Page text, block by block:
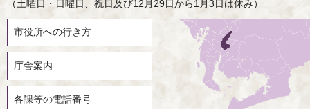
（土曜日・日曜日、祝日及び12月29日から1月3日は休み）
市役所への行き方
庁舎案内
各課等の電話番号